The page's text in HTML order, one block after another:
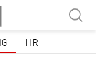
HR